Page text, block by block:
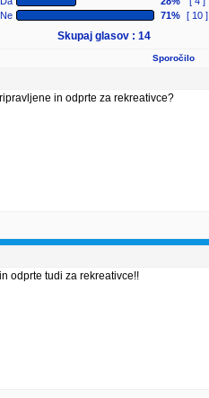
Ne
71% [ 10 ]
Skupaj glasov : 14
Sporočilo
in odprte za rekreativce?
odprte tudi za rekreativce!!